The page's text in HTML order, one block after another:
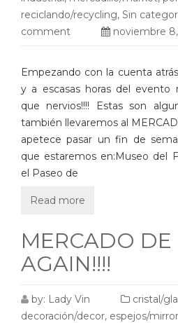
reciclando/recycling, Sin
comment
noviembre
Empezando con la cuenta
y a escasas horas del evento
que nervios!!!! Estas son
también llevaremos al
apetece pasar un fin de
que estaremos en:Museo del
el Paseo de
Read more
MERCADO
AGAIN!!!!
by: Lady Vin cristal/
decoración/decor, espejos/